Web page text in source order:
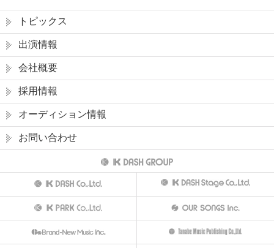
トピックス
出演情報
会社概要
採用情報
オーディション情報
お問い合わせ